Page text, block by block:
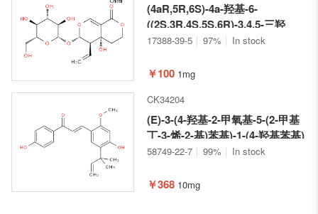
(4aR,5R,6S)-4a-羟基-6-
((2S,3R,4S,5S,6R)-3,4,5-三羟
基-6-(羟甲基)四氢-2H-吡喃-2-基)
并[3,4-c]吡喃-1(3H)-酮
17388-39-5 97% In stock
￥100 1mg
CK34204
(E)-3-(4-羟基-2-甲氧基-5-(2-甲基
丁-3-烯-2-基)苯基)-1-(4-羟基苯基)
丙-2-烯-1-酮
58749-22-7 99% In stock
￥368 10mg